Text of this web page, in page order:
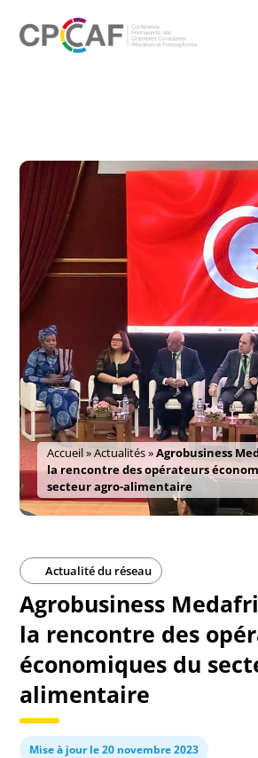
Accueil»Actualités»Agrobusiness
la rencontre des opérateurs
secteur agro-alimentaire
Actualité du réseau
Agrobusiness
la rencontre des
économiques du
alimentaire
Mise à jour le 20 novembre 2023